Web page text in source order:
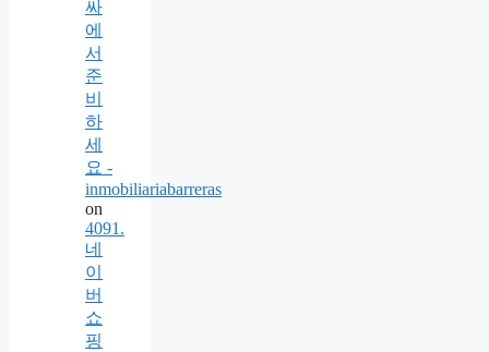
싸
에
서
준
비
하
세
요 -
inmobiliariabarreras
on
4091.
네
이
버
쇼
핑